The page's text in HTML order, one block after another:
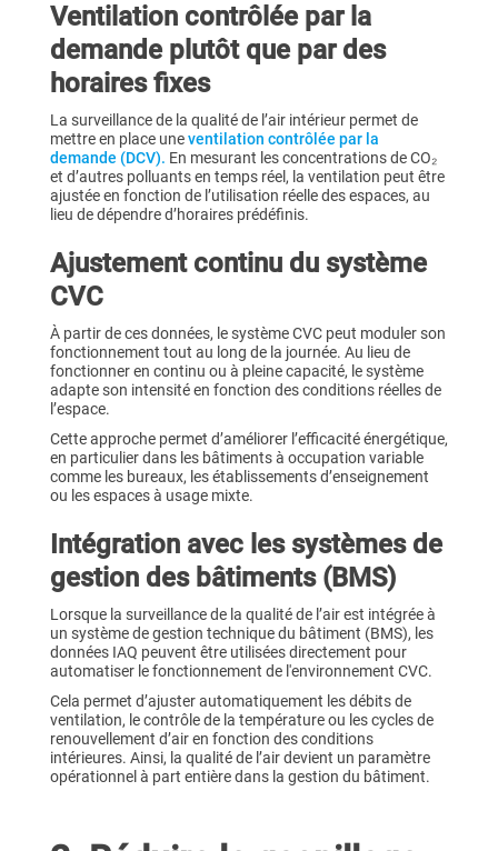
Ventilation contrôlée par la
demande plutôt que par des
horaires fixes
La surveillance de la qualité de l’air intérieur permet de
mettre en place uneventilation contrôlée par la
demande (DCV). En mesurant les concentrations de CO₂
et d’autres polluants en temps réel, la ventilation peut être
ajustée en fonction de l’utilisation réelle des espaces, au
lieu de dépendre d’horaires prédéfinis.
Ajustement continu du système
CVC
À partir de ces données, le système CVC peut moduler son
fonctionnement tout au long de la journée. Au lieu de
fonctionner en continu ou à pleine capacité, le système
adapte son intensité en fonction des conditions réelles de
l’espace.
Cette approche permet d’améliorer l’efficacité énergétique,
en particulier dans les bâtiments à occupation variable
comme les bureaux, les établissements d’enseignement
ou les espaces à usage mixte.
Intégration avec les systèmes de
gestion des bâtiments (BMS)
Lorsque la surveillance de la qualité de l’air est intégrée à
un système de gestion technique du bâtiment (BMS), les
données IAQ peuvent être utilisées directement pour
automatiser le fonctionnement de l'environnement CVC.
Cela permet d’ajuster automatiquement les débits de
ventilation, le contrôle de la température ou les cycles de
renouvellement d’air en fonction des conditions
intérieures. Ainsi, la qualité de l’air devient un paramètre
opérationnel à part entière dans la gestion du bâtiment.